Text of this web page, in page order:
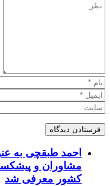
احمد طبقچی به
مشاوران و
کشور معرفی شد